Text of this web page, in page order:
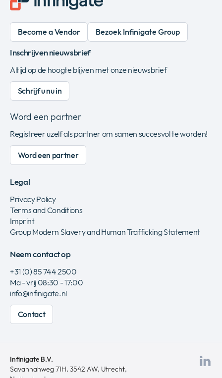
Become a Vendor Bezoek Infinigate Group
Inschrijven nieuwsbrief
Altijd op de hoogte blijven met onze nieuwsbrief
Schrijf u nu in
Word een partner
Registreer uzelf als partner om samen succesvol te worden!
Word een partner
Legal
Privacy Policy
Terms and Conditions
Imprint
Group Modern Slavery and Human Trafficking Statement
Neem contact op
+31 (0) 85 744 2500
Ma - vrij 08:30 - 17:00
info@infinigate.nl
Contact
Infinigate B.V.
Savannahweg 71H, 3542 AW, Utrecht,